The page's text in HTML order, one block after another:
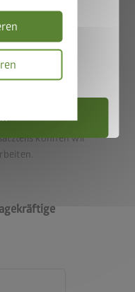
genaue Angabe der
können wir
in den